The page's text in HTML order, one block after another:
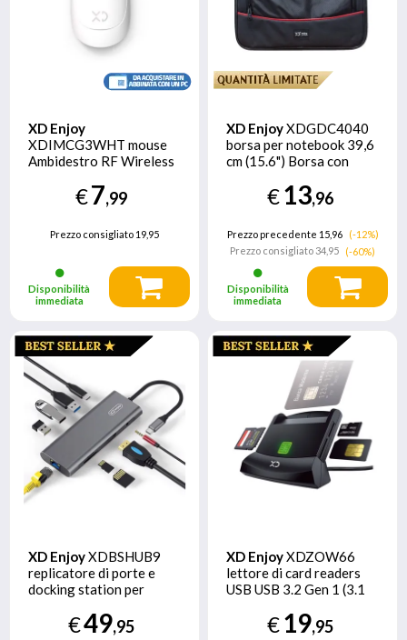
XD Enjoy
XDIMCG3WHT mouse
Ambidestro RF Wireless
€7,99
Prezzo consigliato19,95
Disponibilità
immediata
XD EnjoyXDGDC4040
borsa per notebook 39,6
cm (15.6") Borsa con
Nero, Rosso
€13,96
Prezzo precedente 15,96
(-12%)
Prezzo consigliato 34,95 (-60%)
Disponibilità
immediata
XD EnjoyXDBSHUB9
replicatore di porte e
docking station per
Gen 1 (3.1 Gen 1) Type-C
€49,95
XD EnjoyXDZOW66
lettore di card readers
USB USB 3.2 Gen 1 (3.1
€19,95